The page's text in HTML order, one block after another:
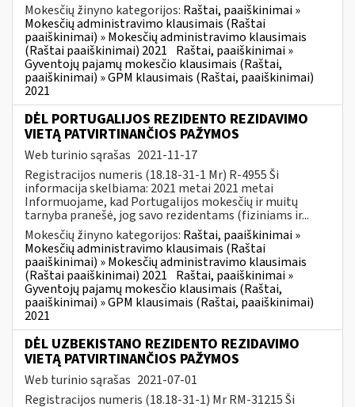
Mokesčių žinyno kategorijos: Raštai, paaiškinimai »
Mokesčių administravimo klausimais (Raštai
paaiškinimai) » Mokesčių administravimo klausimais
(Raštai paaiškinimai) 2021 Raštai, paaiškinimai »
Gyventojų pajamų mokesčio klausimais (Raštai,
paaiškinimai) » GPM klausimais (Raštai, paaiškinimai)
2021
DĖL PORTUGALIJOS REZIDENTO REZIDAVIMO
VIETĄ PATVIRTINANČIOS PAŽYMOS
Web turinio sąrašas 2021-11-17
Registracijos numeris (18.18-31-1 Mr) R-4955 Ši
informacija skelbiama: 2021 metai 2021 metai
Informuojame, kad Portugalijos mokesčių ir muitų
tarnyba pranešė, jog savo rezidentams (fiziniams ir...
Mokesčių žinyno kategorijos: Raštai, paaiškinimai »
Mokesčių administravimo klausimais (Raštai
paaiškinimai) » Mokesčių administravimo klausimais
(Raštai paaiškinimai) 2021 Raštai, paaiškinimai »
Gyventojų pajamų mokesčio klausimais (Raštai,
paaiškinimai) » GPM klausimais (Raštai, paaiškinimai)
2021
DĖL UZBEKISTANO REZIDENTO REZIDAVIMO
VIETĄ PATVIRTINANČIOS PAŽYMOS
Web turinio sąrašas 2021-07-01
Registracijos numeris (18.18-31-1) Mr RM-31215 Ši